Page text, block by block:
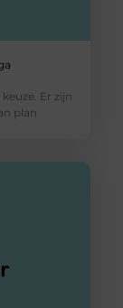
Er zijn
plan